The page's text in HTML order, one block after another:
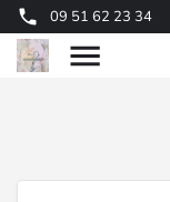
09 51 62 23 34